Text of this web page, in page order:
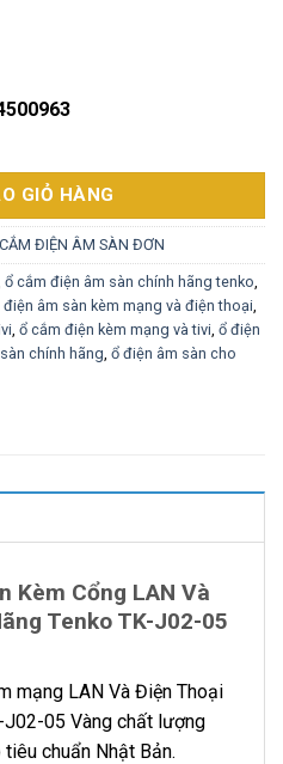
LAN Và Điện Thoại Chính
GIỎ HÀNG
ĐIỆN ÂM SÀN ĐƠN
ổ cắm điện âm sàn chính hãng tenko
điện âm sàn kèm mạng và điện thoại
ổ cắm điện kèm mạng và tivi ổ điện
chính hãng ổ điện âm sàn cho
Kèm Cổng LAN Và
Tenko TK-J02-05
mạng LAN Và Điện Thoại
05 Vàng chất lượng
chuẩn Nhật Bản.